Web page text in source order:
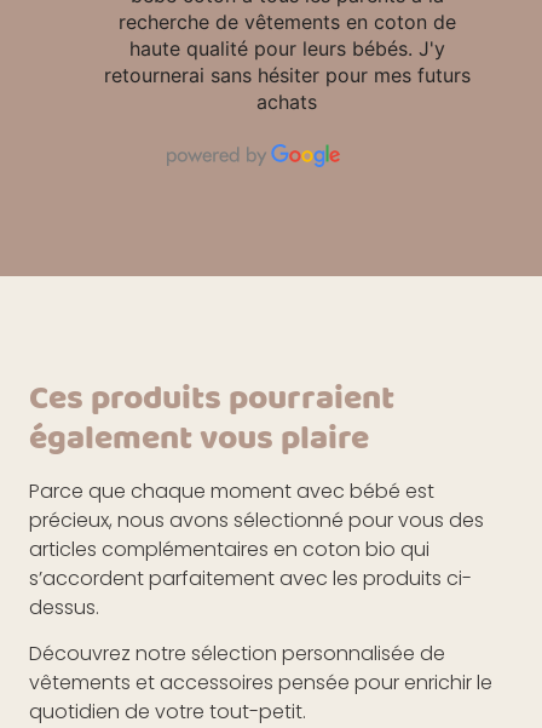
recherche de vêtements en coton de
haute qualité pour leurs bébés. J'y
retournerai sans hésiter pour mes futurs
achats
Ces produits pourraient
également vous plaire
Parce que chaque moment avec bébé est
précieux, nous avons sélectionné pour vous des
articles complémentaires en coton bio qui
s’accordent parfaitement avec les produits ci-
dessus.
Découvrez notre sélection personnalisée de
vêtements et accessoires pensée pour enrichir le
quotidien de votre tout-petit.